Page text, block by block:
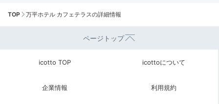
TOP 万平ホテル カフェテラスの詳細情報
ページトップ
icotto TOP icottoについて
企業情報 利用規約